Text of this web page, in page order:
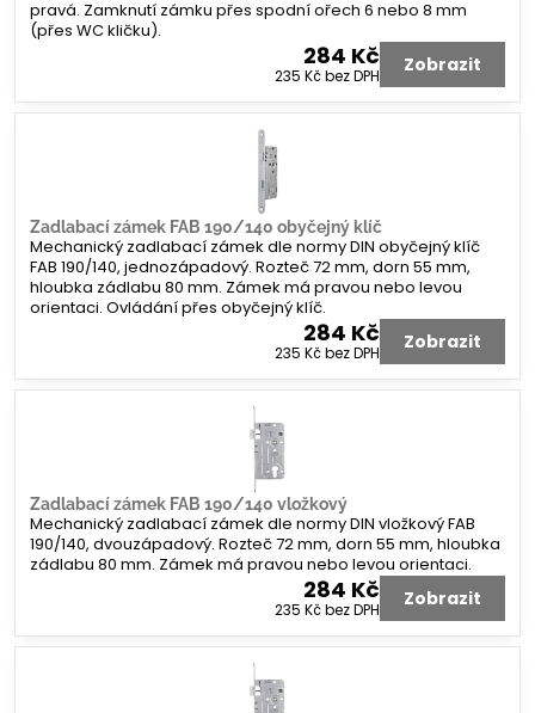
pravá. Zamknutí zámku přes spodní ořech 6 nebo 8 mm
(přes WC kličku).
284 Kč
235 Kčbez DPH Zobrazit
Zadlabací zámek FAB 190/140 obyčejný klíč
Mechanický zadlabací zámek dle normy DIN obyčejný klíč
FAB 190/140, jednozápadový. Rozteč 72 mm, dorn 55 mm,
hloubka zádlabu 80 mm. Zámek má pravou nebo levou
orientaci. Ovládání přes obyčejný klíč.
284 Kč
235 Kčbez DPH Zobrazit
Zadlabací zámek FAB 190/140 vložkový
Mechanický zadlabací zámek dle normy DIN vložkový FAB
190/140, dvouzápadový. Rozteč 72 mm, dorn 55 mm, hloubka
zádlabu 80 mm. Zámek má pravou nebo levou orientaci.
284 Kč
235 Kčbez DPH Zobrazit